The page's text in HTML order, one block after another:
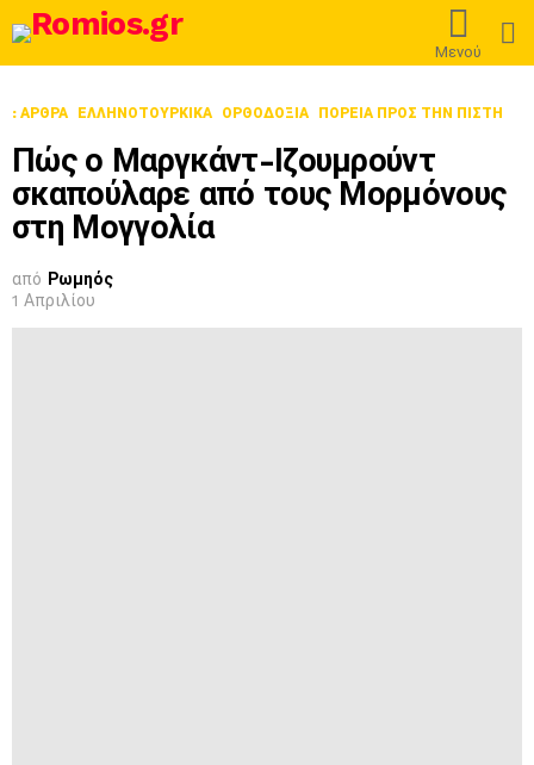
Μενού
: ΆΡΘΡΑ ΕΛΛΗΝΟΤΟΥΡΚΙΚΆ ΟΡΘΟΔΟΞΊΑ ΠΟΡΕΊΑ ΠΡΟΣ ΤΗΝ ΠΊΣΤΗ
Πώς ο Μαργκάντ-Ιζουμρούντ
σκαπούλαρε από τους Μορμόνους
στη Μογγολία
από Ρωμηός
1 Απριλίου